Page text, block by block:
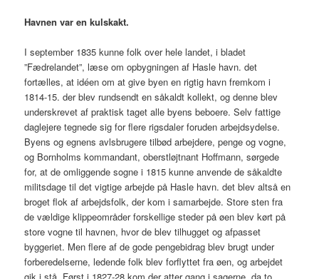
Havnen var en kulskakt.
I september 1835 kunne folk over hele landet, i bladet
”Fædrelandet”, læse om opbygningen af Hasle havn. det
fortælles, at idéen om at give byen en rigtig havn fremkom i
1814-15. der blev rundsendt en såkaldt kollekt, og denne blev
underskrevet af praktisk taget alle byens beboere. Selv fattige
daglejere tegnede sig for flere rigsdaler foruden arbejdsydelse.
Byens og egnens avlsbrugere tilbød arbejdere, penge og vogne,
og Bornholms kommandant, oberstløjtnant Hoffmann, sørgede
for, at de omliggende sogne i 1815 kunne anvende de såkaldte
militsdage til det vigtige arbejde på Hasle havn. det blev altså en
broget flok af arbejdsfolk, der kom i samarbejde. Store sten fra
de vældige klippeområder forskellige steder på øen blev kørt på
store vogne til havnen, hvor de blev tilhugget og afpasset
byggeriet. Men flere af de gode pengebidrag blev brugt under
forberedelserne, ledende folk blev forflyttet fra øen, og arbejdet